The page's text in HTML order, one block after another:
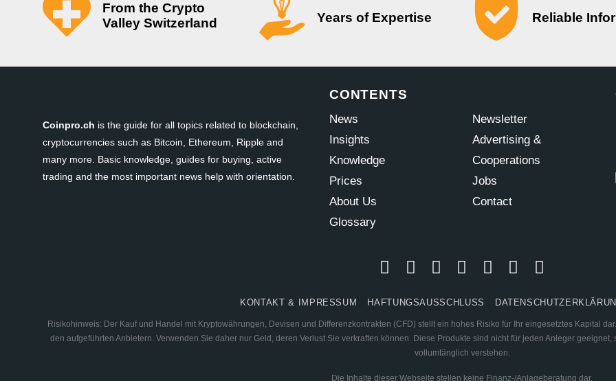
From the Crypto
Valley Switzerland
Years of Expertise Reliable
Coinpro.ch is the guide for all topics related to blockchain,
cryptocurrencies such as Bitcoin, Ethereum, Ripple and
many more. Basic knowledge, guides for buying, active
trading and the most important news help with orientation.
CONTENTS
News
Insights
Knowledge
Prices
About Us
Glossary
Newsletter
Advertising &
Cooperations
Jobs
Contact
KONTAKT & IMPRESSUM HAFTUNGSAUSSCHLUSS
Risikohinweis: Der Kauf und Handel mit Kryptowährungen, Devisen und Differenzkontrakten (CFD) stellt ein hohes Risiko für Ihr eingesetztes Kapital
den aufgeführten Anbietern. Verwenden Sie daher nur Geld, deren Verlust Sie verkraften können. Diese Produkte sind nicht für jeden Anleger
vollumfänglich verstehen.
Die Inhalte dieser Webseite stellen keine Finanz-/Anlageberatung dar.